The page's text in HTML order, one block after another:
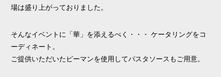
場は盛り上がっておりました。
そんなイベントに「華」を添えるべく・・・ ケータリングをコ
ーディネート。
ご提供いただいたピーマンを使用してパスタソースもご用意。